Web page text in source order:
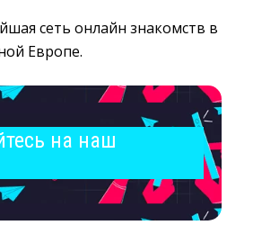
сеть онлайн знакомств в
Европе.
на наш